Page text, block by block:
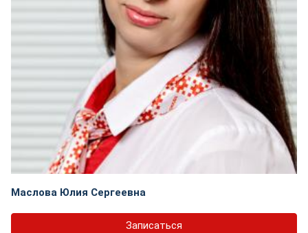
Маслова Юлия Сергеевна
Записаться